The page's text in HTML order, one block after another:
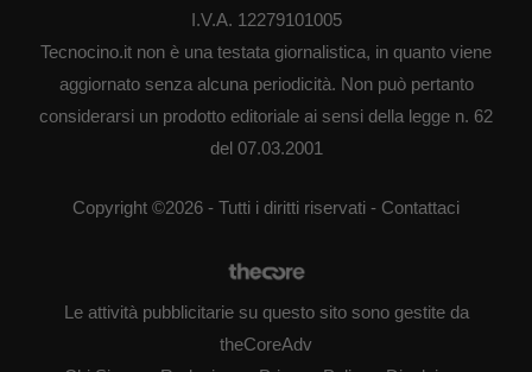
I.V.A. 12279101005
Tecnocino.it non è una testata giornalistica, in quanto viene
aggiornato senza alcuna periodicità. Non può pertanto
considerarsi un prodotto editoriale ai sensi della legge n. 62
del 07.03.2001
Copyright ©2026 - Tutti i diritti riservati - Contattaci
Le attività pubblicitarie su questo sito sono gestite da
theCoreAdv